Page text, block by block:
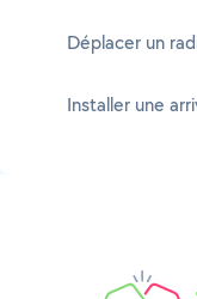
Déplacer un
Installer une